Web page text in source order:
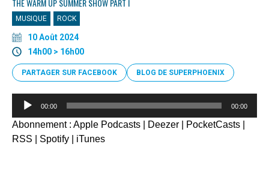
THE WARM UP SUMMER SHOW PART I
MUSIQUE ROCK
10 Août 2024
14h00 > 16h00
PARTAGER SUR FACEBOOK BLOG DE SUPERPHOENIX
Lecteur
00:00 00:00
Abonnement : Apple Podcasts Deezer PocketCasts
RSS
Spotify iTunes